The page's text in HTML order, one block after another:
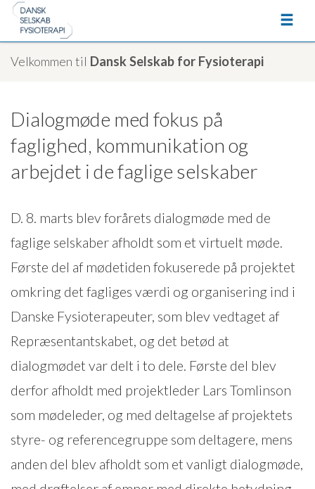
Velkommen til Dansk Selskab for Fysioterapi
Dialogmøde med fokus på
faglighed, kommunikation og
arbejdet i de faglige selskaber
D. 8. marts blev forårets dialogmøde med de
faglige selskaber afholdt som et virtuelt møde.
Første del af mødetiden fokuserede på projektet
omkring det fagliges værdi og organisering ind i
Danske Fysioterapeuter, som blev vedtaget af
Repræsentantskabet, og det betød at
dialogmødet var delt i to dele. Første del blev
derfor afholdt med projektleder Lars Tomlinson
som mødeleder, og med deltagelse af projektets
styre- og referencegruppe som deltagere, mens
anden del blev afholdt som et vanligt dialogmøde,